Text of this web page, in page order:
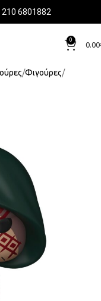
210 6801882
0
0.00
Φιγούρες